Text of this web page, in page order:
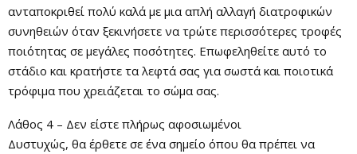
ανταποκριθεί πολύ καλά με μια απλή αλλαγή διατροφικών
συνηθειών όταν ξεκινήσετε να τρώτε περισσότερες τροφές
ποιότητας σε μεγάλες ποσότητες. Επωφεληθείτε αυτό το
στάδιο και κρατήστε τα λεφτά σας για σωστά και ποιοτικά
τρόφιμα που χρειάζεται το σώμα σας.
Λάθος 4 – Δεν είστε πλήρως αφοσιωμένοι
Δυστυχώς, θα έρθετε σε ένα σημείο όπου θα πρέπει να